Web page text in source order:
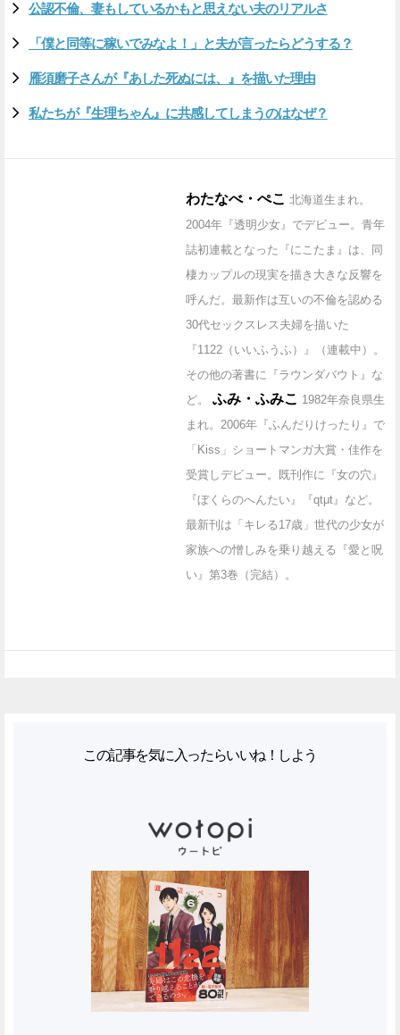
公認不倫、妻もしているかもと思えない夫のリアルさ
「僕と同等に稼いでみなよ！」と夫が言ったらどうする？
雁須磨子さんが『あした死ぬには、』を描いた理由
私たちが『生理ちゃん』に共感してしまうのはなぜ？
わたなべ・ぺこ 北海道生まれ。
2004年『透明少女』でデビュー。青年
誌初連載となった『にこたま』は、同
棲カップルの現実を描き大きな反響を
呼んだ。最新作は互いの不倫を認める
30代セックスレス夫婦を描いた
『1122（いいふうふ）』（連載中）。
その他の著書に『ラウンダバウト』な
ど。
ふみ・ふみこ 1982年奈良県生
まれ。2006年『ふんだりけったり』で
「Kiss」ショートマンガ大賞・佳作を
受賞しデビュー。既刊作に『女の穴』
『ぼくらのへんたい』『qtμt』など。
最新刊は「キレる17歳」世代の少女が
家族への憎しみを乗り越える『愛と呪
い』第3巻（完結）。
この記事を気に入ったらいいね！しよう